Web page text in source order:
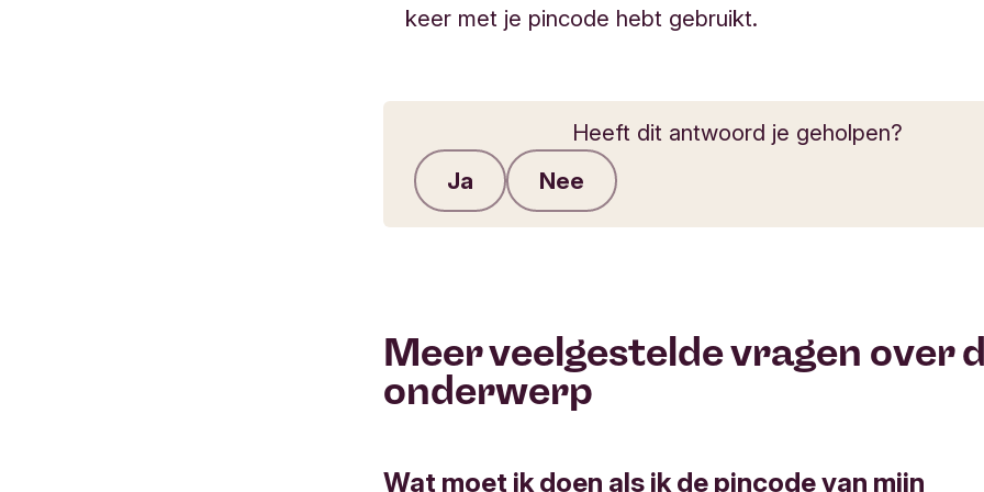
keer met je pincode hebt gebruikt.
Heeft dit antwoord je geholpen?
Ja
Nee
Feedback verzenden
Meer veelgestelde vragen over
onderwerp
Wat moet ik doen als ik de pincode van mijn